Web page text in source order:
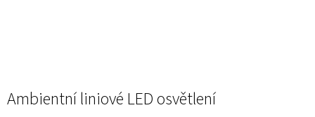
Ambientní liniové LED osvětlení